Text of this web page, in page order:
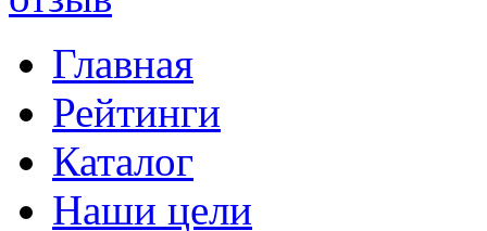
Главная
Рейтинги
Каталог
Наши цели